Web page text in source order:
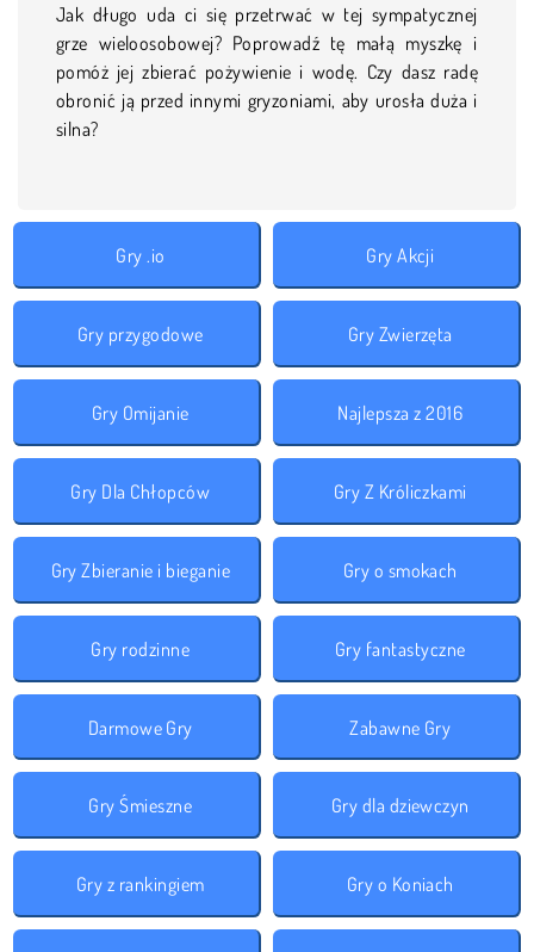
Jak długo uda ci się przetrwać w tej sympatycznej
grze wieloosobowej? Poprowadź tę małą myszkę i
pomóż jej zbierać pożywienie i wodę. Czy dasz radę
obronić ją przed innymi gryzoniami, aby urosła duża i
silna?
Gry .io Gry Akcji
Gry przygodowe Gry Zwierzęta
Gry Omijanie Najlepsza z 2016
Gry Dla Chłopców Gry Z Króliczkami
Gry Zbieranie i bieganie Gry o smokach
Gry rodzinne Gry fantastyczne
Darmowe Gry Zabawne Gry
Gry Śmieszne Gry dla dziewczyn
Gry z rankingiem Gry o Koniach